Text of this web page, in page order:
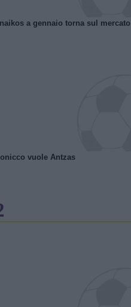
a gennaio torna sul mercato
vuole Antzas